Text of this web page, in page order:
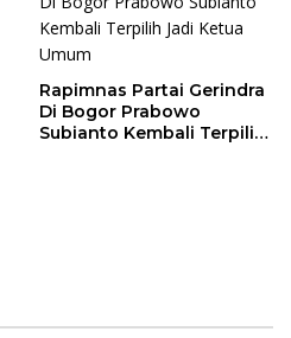
Rapimnas Partai Gerindra
Di Bogor Prabowo
Subianto Kembali Terpilih